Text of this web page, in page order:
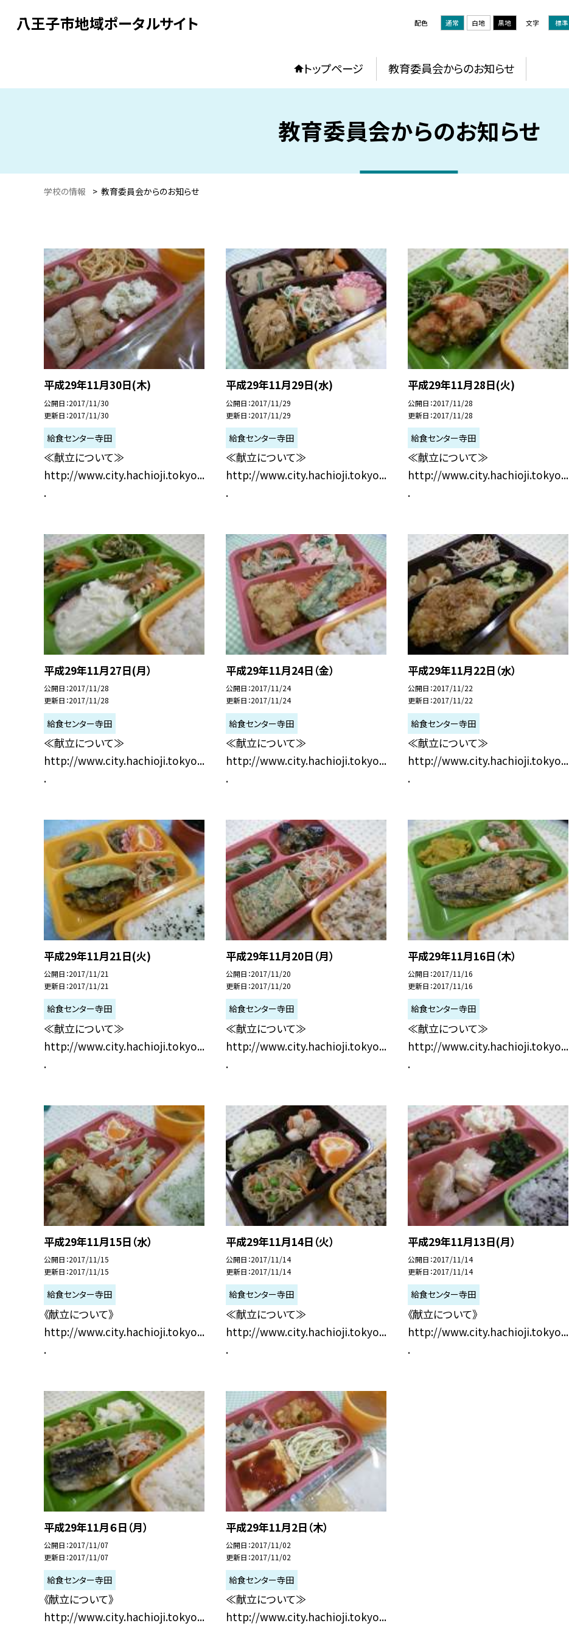
八王子市地域ポータルサイト 配色 通常 白地 黒地 文字 標準
トップページ 教育委員会からのお知らせ
教育委員会からのお知らせ
学校の情報 > 教育委員会からのお知らせ
平成29年11月30日(木)
公開日 2017/11/30
更新日 2017/11/30
給食センター寺田
≪献立について≫
http://www.city.hachioji.tokyo...
.
平成29年11月29日(水)
公開日 2017/11/29
更新日 2017/11/29
給食センター寺田
≪献立について≫
http://www.city.hachioji.tokyo...
.
平成29年11月28日(火)
公開日 2017/11/28
更新日 2017/11/28
給食センター寺田
≪献立について≫
http://www.city.hachioji.tokyo...
.
平成29年11月27日(月）
公開日 2017/11/28
更新日 2017/11/28
給食センター寺田
≪献立について≫
http://www.city.hachioji.tokyo...
.
平成29年11月24日（金）
公開日 2017/11/24
更新日 2017/11/24
給食センター寺田
≪献立について≫
http://www.city.hachioji.tokyo...
.
平成29年11月22日（水）
公開日 2017/11/22
更新日 2017/11/22
給食センター寺田
≪献立について≫
http://www.city.hachioji.tokyo...
.
平成29年11月21日(火)
公開日 2017/11/21
更新日 2017/11/21
給食センター寺田
≪献立について≫
http://www.city.hachioji.tokyo...
.
平成29年11月20日（月）
公開日 2017/11/20
更新日 2017/11/20
給食センター寺田
≪献立について≫
http://www.city.hachioji.tokyo...
.
平成29年11月16日（木）
公開日 2017/11/16
更新日 2017/11/16
給食センター寺田
≪献立について≫
http://www.city.hachioji.tokyo...
.
平成29年11月15日（水）
公開日 2017/11/15
更新日 2017/11/15
給食センター寺田
《献立について》
http://www.city.hachioji.tokyo...
.
平成29年11月14日（火）
公開日 2017/11/14
更新日 2017/11/14
給食センター寺田
≪献立について≫
http://www.city.hachioji.tokyo...
.
平成29年11月13日(月）
公開日 2017/11/14
更新日 2017/11/14
給食センター寺田
《献立について》
http://www.city.hachioji.tokyo...
.
平成29年11月６日（月）
公開日 2017/11/07
更新日 2017/11/07
給食センター寺田
《献立について》
http://www.city.hachioji.tokyo...
平成29年11月2日（木）
公開日 2017/11/02
更新日 2017/11/02
給食センター寺田
≪献立について≫
http://www.city.hachioji.tokyo...